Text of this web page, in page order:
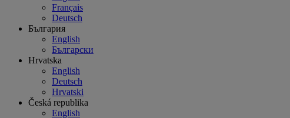
Français
Deutsch
България
English
Български
Hrvatska
English
Deutsch
Hrvatski
Česká republika
English